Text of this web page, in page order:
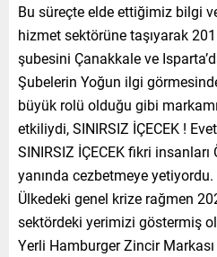
Bu süreçte elde ettiğimiz bilgi
hizmet sektörüne taşıyarak
şubesini Çanakkale ve
Şubelerin Yoğun ilgi
büyük rolü olduğu gibi
etkiliydi, SINIRSIZ İÇECEK !
SINIRSIZ İÇECEK fikri
yanında cezbetmeye
Ülkedeki genel krize rağmen
sektördeki yerimizi göstermiş
Yerli Hamburger Zincir